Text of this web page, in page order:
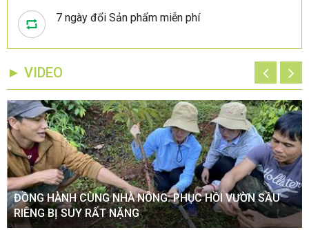
7 ngày đổi Sản phẩm miễn phí
► VIDEO
ĐỒNG HÀNH CÙNG NHÀ NÔNG: PHỤC HỒI VƯỜN SẦU
RIÊNG BỊ SUY RẤT NẶNG